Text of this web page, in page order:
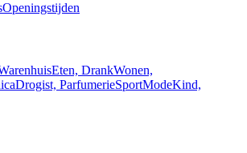
Openingstijden
Eten, DrankWonen,
Drogist, ParfumerieSportModeKind,